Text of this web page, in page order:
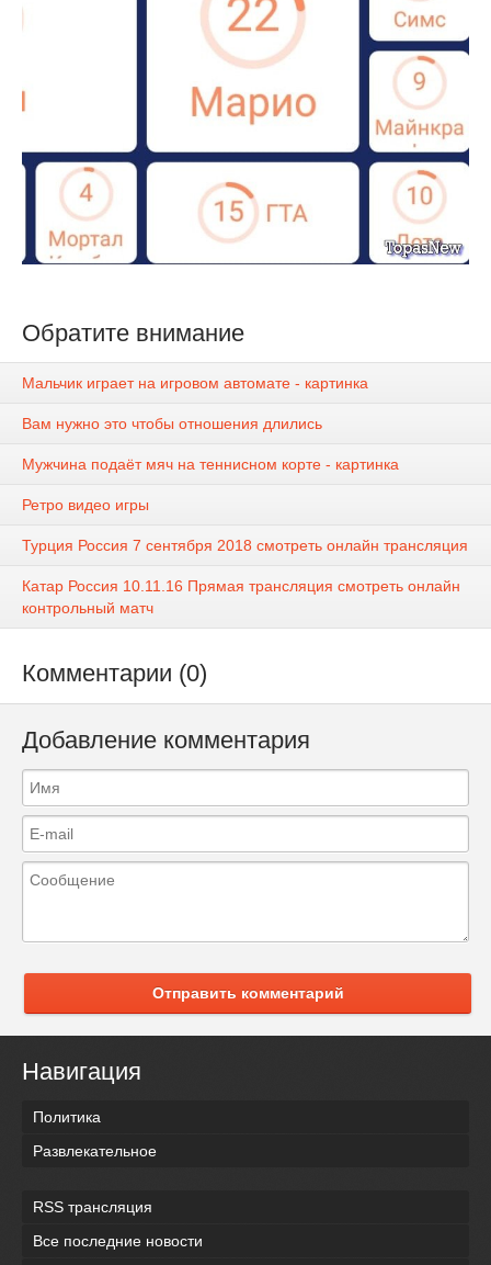
Обратите внимание
Мальчик играет на игровом автомате - картинка
Вам нужно это чтобы отношения длились
Мужчина подаёт мяч на теннисном корте - картинка
Ретро видео игры
Турция Россия 7 сентября 2018 смотреть онлайн трансляция
Катар Россия 10.11.16 Прямая трансляция смотреть онлайн
контрольный матч
Комментарии (0)
Добавление комментария
Отправить комментарий
Навигация
Политика
Развлекательное
RSS трансляция
Все последние новости